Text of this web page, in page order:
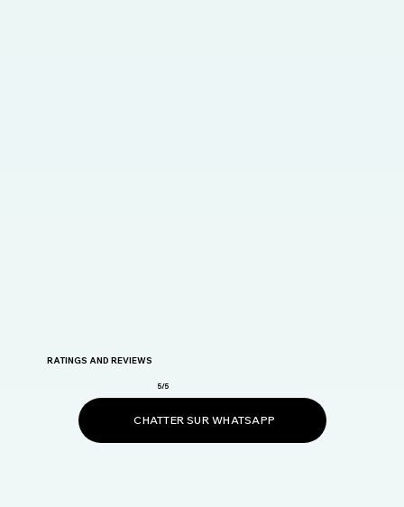
RATINGS AND REVIEWS
5/5
CHATTER SUR WHATSAPP